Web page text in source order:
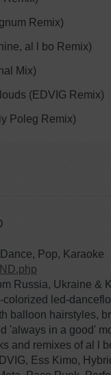
Remix)
al l bo Remix)
Mix)
(EDVIG Remix)
Poleg Remix)
Pop, Karaoke
Russia, Ukraine &
led-
balloon hairstyles,
'always in a good'
and remixes of al l
Ess Kimo,